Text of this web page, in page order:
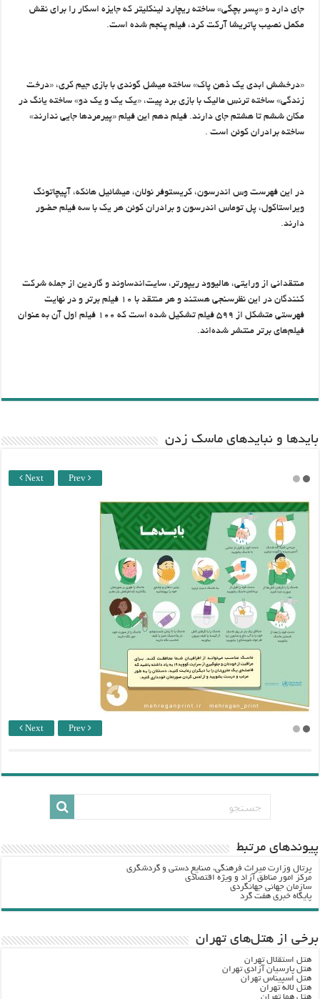
جای دارد و «پسر بچگی» ساخته ریچارد لینکلیتر که جایزه اسکار را برای نقش
مکمل نصیب پاتریشا آرکت کرد، فیلم پنجم شده است.
«درخشش ابدی یک ذهن پاک» ساخته میشل گوندی با بازی جیم کری، «درخت
زندگی» ساخته ترنس مالیک با بازی برد پیت، «یک یک و یک دو» ساخته یانگ در
مکان ششم تا هشتم جای دارند. فیلم دهم این فیلم «پیرمردها جایی ندارند»
ساخته برادران کوئن است .
در این فهرست وس اندرسون، کریستوفر نولان، میشائیل هانکه، آپیچاتونگ
ویراستاکول، پل توماس اندرسون و برادران کوئن هر یک با سه فیلم حضور
دارند.
منتقدانی از ورایتی، هالیوود ریپورتر، سایت‌اندساوند و گاردین از جمله شرکت
کنندگان در این نظرسنجی هستند و هر منتقد با ۱۰ فیلم برتر و در نهایت
فهرستی متشکل از ۵۹۹ فیلم تشکیل شده است که ۱۰۰ فیلم اول آن به عنوان
فیلم‌های برتر منتشر شده‌اند.
باید‌ها و نبایدهای ماسک زدن
Next Prev
Next Prev
پيوندهاي مرتبط
پرتال وزارت ميراث فرهنگي، صنایع دستی و گردشگري
مرکز امور مناطق آزاد و ویژه اقتصادی
سازمان جهانی جهانگردی
پایگاه خبری هفت گرد
برخی از هتل‌های تهران
هتل استقلال تهران
هتل پارسیان آزادی تهران
هتل اسپیناس تهران
هتل لاله تهران